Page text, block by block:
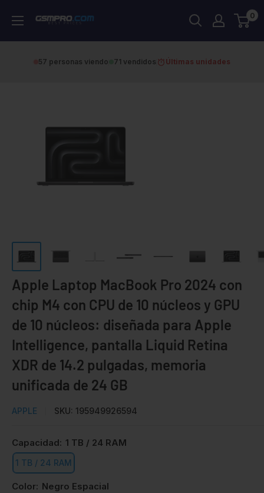
content
GSMPRO.CL
0
57 personas viendo 71 vendidos Últimas unidades
Apple Laptop MacBook Pro 2024 con
chip M4 con CPU de 10 núcleos y GPU
de 10 núcleos: diseñada para Apple
Intelligence, pantalla Liquid Retina
XDR de 14.2 pulgadas, memoria
unificada de 24 GB
APPLE SKU: 195949926594
Capacidad: 1 TB / 24 RAM
1 TB / 24 RAM
Color: Negro Espacial